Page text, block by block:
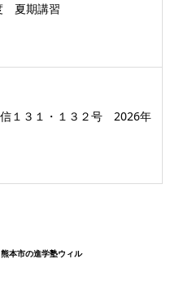
夏期講習
１３１・１３２号 2026年
本市の進学塾ウィル